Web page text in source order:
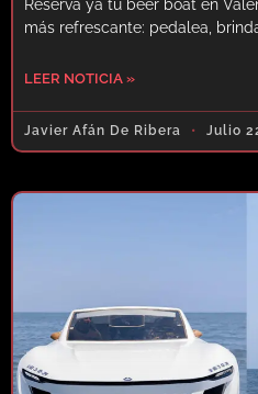
Reserva ya tu beer boat en
más refrescante: pedalea,
LEER NOTICIA »
Javier Afán De Ribera Julio